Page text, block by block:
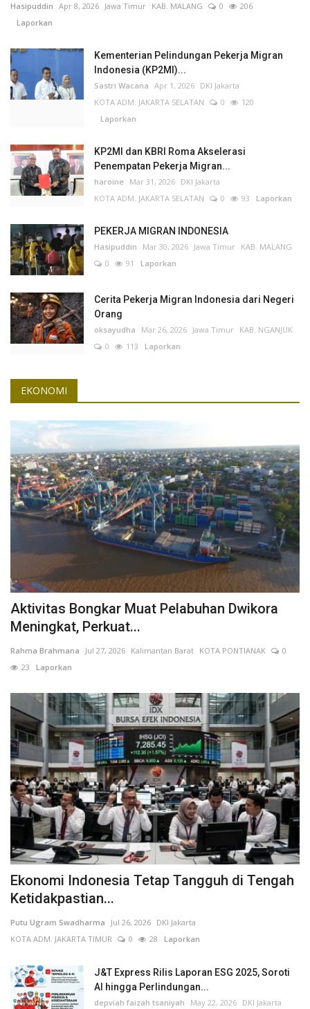
Hasipuddin Apr 8, 2026 Jawa Timur KAB. MALANG 0
206
Laporkan
Kementerian Pelindungan Pekerja Migran
Indonesia (KP2MI)...
Sastri Wacana Apr 1, 2026 DKI Jakarta
KOTA ADM. JAKARTA SELATAN
0
120
Laporkan
KP2MI dan KBRI Roma Akselerasi
Penempatan Pekerja Migran...
haroine Mar 31, 2026 DKI Jakarta
KOTA ADM. JAKARTA SELATAN
0 93 Laporkan
PEKERJA MIGRAN INDONESIA
Hasipuddin Mar 30, 2026 Jawa Timur KAB. MALANG
0
91 Laporkan
Cerita Pekerja Migran Indonesia dari Negeri
Orang
oksayudha Mar 26, 2026 Jawa Timur KAB. NGANJUK
0
113 Laporkan
EKONOMI
Aktivitas Bongkar Muat Pelabuhan Dwikora
Meningkat, Perkuat...
Rahma Brahmana Jul 27, 2026 Kalimantan Barat KOTA PONTIANAK
0
23 Laporkan
Ekonomi Indonesia Tetap Tangguh di Tengah
Ketidakpastian...
Putu Ugram Swadharma Jul 26, 2026 DKI Jakarta
KOTA ADM. JAKARTA TIMUR
0 28 Laporkan
J&T Express Rilis Laporan ESG 2025, Soroti
AI hingga Perlindungan...
depviah faizah tsaniyah May 22, 2026 DKI Jakarta